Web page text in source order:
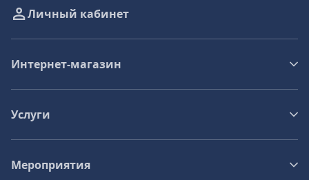
Личный кабинет
Интернет-магазин
Услуги
Мероприятия